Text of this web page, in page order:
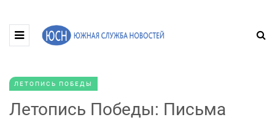
ЛЕТОПИСЬ ПОБЕДЫ
Летопись Победы: Письма